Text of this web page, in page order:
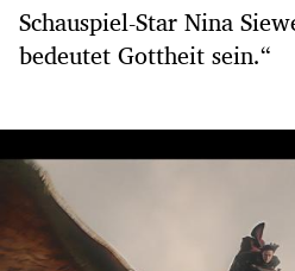
Schauspiel-Star Nina
bedeutet Gottheit sein.“